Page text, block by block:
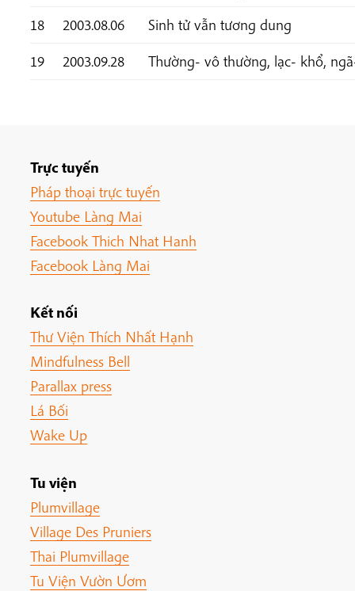
18
2003.08.06
Sinh tử vẫn tương dung
19
2003.09.28 Thường- vô thường, lạc- khổ,
Trực tuyến
Pháp thoại trực tuyến
Youtube Làng Mai
Facebook Thich Nhat Hanh
Facebook Làng Mai
Kết nối
Thư Viện Thích Nhất Hạnh
Mindfulness Bell
Parallax press
Lá Bối
Wake Up
Tu viện
Plumvillage
Village Des Pruniers
Thai Plumvillage
Tu Viện Vườn Ươm